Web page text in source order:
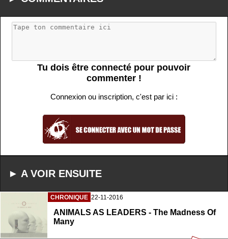
Tu dois être connecté pour pouvoir
commenter !
Connexion ou inscription, c'est par ici :
► A VOIR ENSUITE
CHRONIQUE 22-11-2016
ANIMALS AS LEADERS - The Madness Of
Many